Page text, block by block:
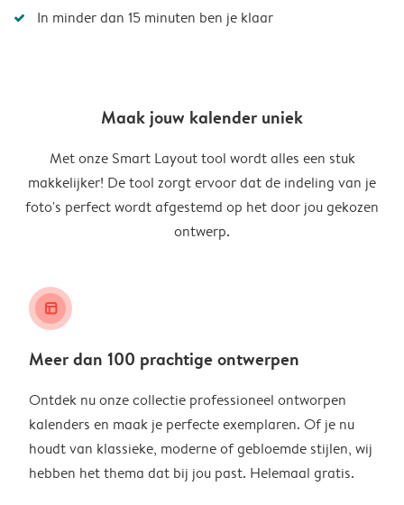
In minder dan 15 minuten ben je klaar
Maak jouw kalender uniek
Met onze Smart Layout tool wordt alles een stuk
makkelijker! De tool zorgt ervoor dat de indeling van je
foto's perfect wordt afgestemd op het door jou gekozen
ontwerp.
layout_alt
Meer dan 100 prachtige ontwerpen
Ontdek nu onze collectie professioneel ontworpen
kalenders en maak je perfecte exemplaren. Of je nu
houdt van klassieke, moderne of gebloemde stijlen, wij
hebben het thema dat bij jou past. Helemaal gratis.